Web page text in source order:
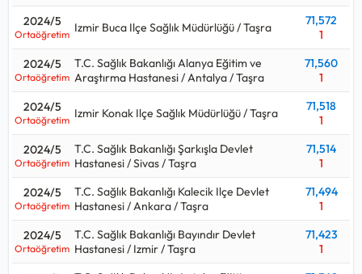
2024/5
Ortaöğretim Izmir Buca Ilçe Sağlık Müdürlüğü / Taşra
71,572
1
2024/5
Ortaöğretim
T.C. Sağlık Bakanlığı Alanya Eğitim ve
Araştırma Hastanesi / Antalya / Taşra
71,560
1
2024/5
Ortaöğretim Izmir Konak Ilçe Sağlık Müdürlüğü / Taşra
71,518
1
2024/5
Ortaöğretim
T.C. Sağlık Bakanlığı Şarkışla Devlet
Hastanesi / Sivas / Taşra
71,514
1
2024/5
Ortaöğretim
T.C. Sağlık Bakanlığı Kalecik Ilçe Devlet
Hastanesi / Ankara / Taşra
71,494
1
2024/5
Ortaöğretim
T.C. Sağlık Bakanlığı Bayındır Devlet
Hastanesi / Izmir / Taşra
71,423
1